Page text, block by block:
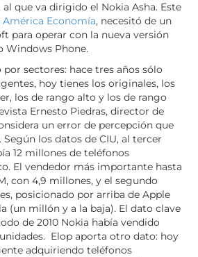
que va dirigido el Nokia Asha. Este
América Economía, necesitó de un
para operar con la nueva versión
Windows Phone.
por sectores: hace tres años sólo
hoy tienes los originales, los
los de rango alto y los de rango
Ernesto Piedras, director de
un error de percepción que
Según los datos de CIU, al tercer
12 millones de teléfonos
El vendedor más importante hasta
con 4,9 millones, y el segundo
posicionado por arriba de Apple
(un millón y a la baja). El dato clave
de 2010 Nokia había vendido
Elop aporta otro dato: hoy
adquiriendo teléfonos